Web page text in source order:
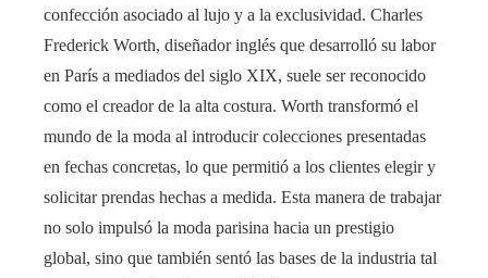
confección asociado al lujo y a la exclusividad. Charles
Frederick Worth, diseñador inglés que desarrolló su labor
en París a mediados del siglo XIX, suele ser reconocido
como el creador de la alta costura. Worth transformó el
mundo de la moda al introducir colecciones presentadas
en fechas concretas, lo que permitió a los clientes elegir y
solicitar prendas hechas a medida. Esta manera de trabajar
no solo impulsó la moda parisina hacia un prestigio
global, sino que también sentó las bases de la industria tal